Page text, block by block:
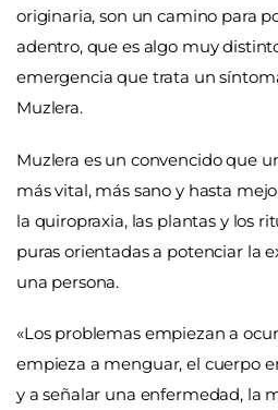
originaria, son un camino para
adentro, que es algo muy
emergencia que trata un
Muzlera.
Muzlera es un convencido que
más vital, más sano y hasta
la quiropraxia, las plantas y los
puras orientadas a potenciar la
una persona.
«Los problemas empiezan a
empieza a menguar, el cuerpo
y a señalar una enfermedad, la